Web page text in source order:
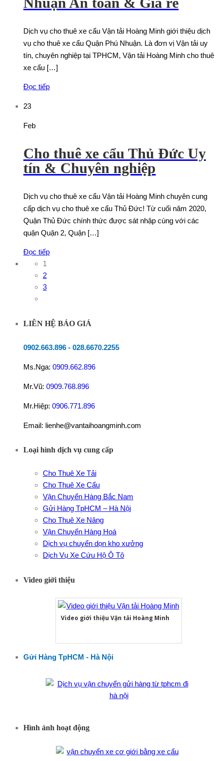
Dịch vụ cho thuê xe cẩu Vận tải Hoàng Minh giới thiệu dịch
vụ cho thuê xe cẩu Quận Phú Nhuận. Là đơn vị Vận tải uy
tín, chuyên nghiệp tại TPHCM, Vận tải Hoàng Minh cho thuê
xe cẩu […]
Đọc tiếp
23
Feb
Cho thuê xe cẩu Thủ Đức Uy
tín & Chuyên nghiệp
Dịch vụ cho thuê xe cẩu Vận tải Hoàng Minh chuyên cung
cấp dịch vụ cho thuê xe cẩu Thủ Đức! Từ cuối năm 2020,
Quận Thủ Đức chính thức được sát nhập cùng với các
quận Quận 2, Quận […]
Đọc tiếp
1
2
3
LIÊN HỆ BÁO GIÁ
0902.663.896 - 028.6670.2255
Ms.Nga: 0909.662.896
Mr.Vũ: 0909.768.896
Mr.Hiệp: 0906.771.896
Email: lienhe@vantaihoangminh.com
Loại hình dịch vụ cung cấp
Cho Thuê Xe Tải
Cho Thuê Xe Cẩu
Vận Chuyển Hàng Bắc Nam
Gửi Hàng TpHCM – Hà Nội
Cho Thuê Xe Nâng
Vận Chuyển Hàng Hoá
Dịch vụ chuyển dọn kho xưởng
Dịch Vụ Xe Cứu Hộ Ô Tô
Video giới thiệu
Video giới thiệu Vận tải Hoàng Minh
Gửi Hàng TpHCM - Hà Nội
Hình ảnh hoạt động